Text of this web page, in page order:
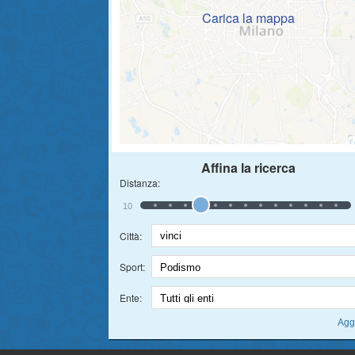
Carica la mappa
Affina la ricerca
Distanza:
10
Città:
Sport:
Ente: